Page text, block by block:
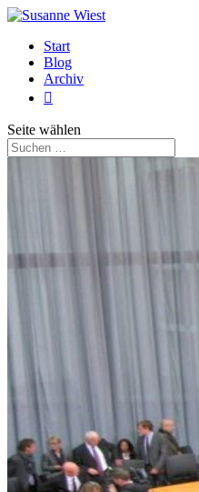
Start
Blog
Archiv

Seite wählen